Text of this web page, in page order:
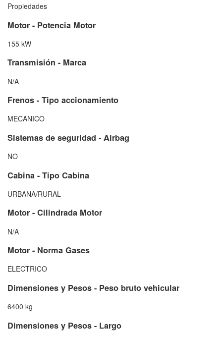
Propiedades
Motor - Potencia Motor
155 kW
Transmisión - Marca
N/A
Frenos - Tipo accionamiento
MECANICO
Sistemas de seguridad - Airbag
NO
Cabina - Tipo Cabina
URBANA/RURAL
Motor - Cilindrada Motor
N/A
Motor - Norma Gases
ELECTRICO
Dimensiones y Pesos - Peso bruto vehicular
6400 kg
Dimensiones y Pesos - Largo